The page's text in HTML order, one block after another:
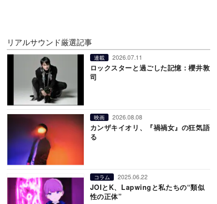
リアルサウンド厳選記事
連載 2026.07.11
ロックスターと過ごした記憶：櫻井敦
司
映画 2026.08.08
カンザキイオリ、『禍禍女』の狂気語
る
コラム 2025.06.22
JOIとK、Lapwingと私たちの“類似
性の正体”